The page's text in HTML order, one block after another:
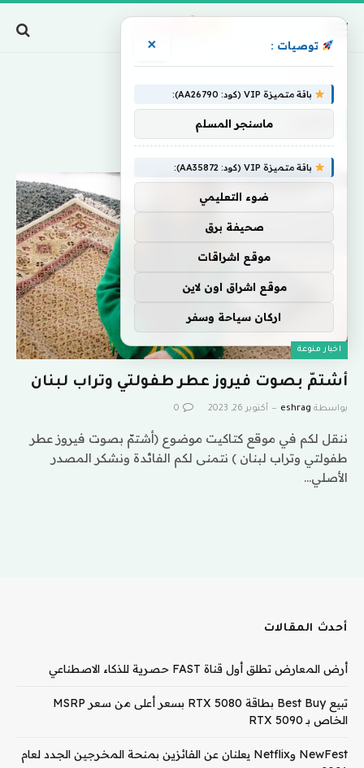
اخبار منوعة
أشتمّ بصوت فيروز عطر طفولتي وتراب لبنان
بواسطة eshrag أكتوبر 26, 2023 0
ننقل لكم في موقع كتاكيت موضوع (أشتمّ بصوت فيروز عطر
طفولتي وتراب لبنان ) نتمنى لكم الفائدة ونشكر المصدر
الأصلي…
أحدث المقالات
أرض المعارض تطلق أول قناة FAST حصرية للذكاء الاصطناعي
تبيع Best Buy بطاقة RTX 5080 بسعر أعلى من سعر MSRP
الخاص بـ RTX 5090
NewFest وNetflix يعلنان عن الفائزين بمنحة المخرجين الجدد لعام
توصيات : ×
باقة متميزة VIP (كود: AA26790):
ماسنجر المسلم
باقة متميزة VIP (كود: AA35872):
ضوء التعليمي
صحيفة برق
موقع اشراقات
موقع اشراق اون لاين
اركان سياحة وسفر